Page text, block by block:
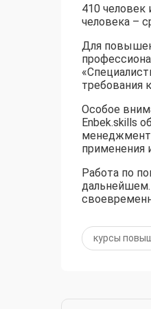
410
человека –
Для
требования
Особое
Enbek.skills
применения
Работа по
дальнейшем.
курсы